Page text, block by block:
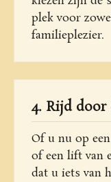
plek voor
familieplezier.
4. Rijd door
Of u nu op
of een lift van
dat u iets van